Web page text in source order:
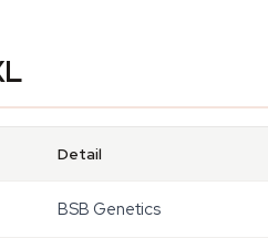
Detail
BSB Genetics